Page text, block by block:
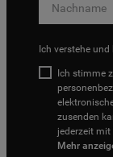
Ich verstehe
Ich stimme
zusenden
jederzeit
Mehr